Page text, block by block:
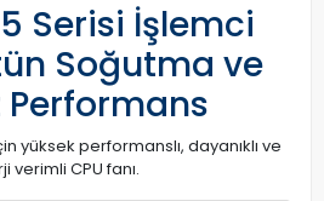
Serisi İşlemci
Soğutma ve
Performans
yüksek performanslı, dayanıklı ve
verimli CPU fanı.